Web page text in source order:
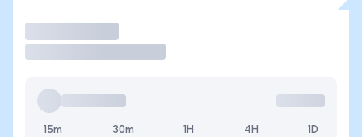
15m 30m 1H 4H 1D